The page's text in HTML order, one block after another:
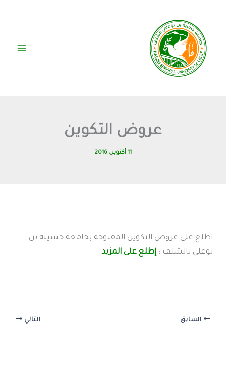
المحتوى
عروض التكوين
11 أكتوبر، 2016
اطلع على عروض التكوين المفتوحة بجامعة حسيبة بن
بوعلي بالشلف :إطلع على المزيد
السابق التالي